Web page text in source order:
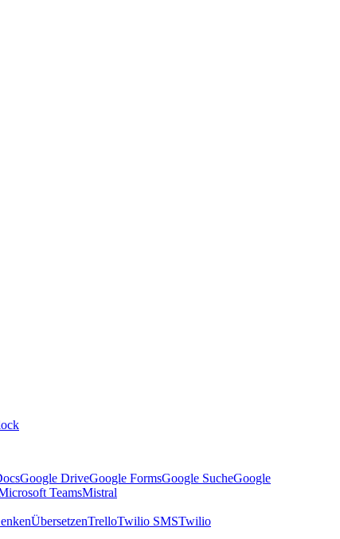
Google DriveGoogle FormsGoogle SucheGoogle
TeamsMistral
ÜbersetzenTrelloTwilio SMSTwilio